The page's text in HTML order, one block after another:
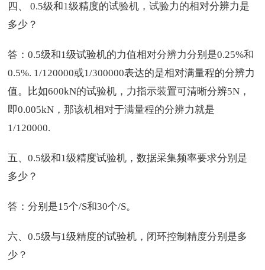
四、 0.5级和1级精度的试验机，试验力的相对分辨力是
多少？
答：0.5级和1级试验机的力值相对分辨力分别是0.25%和
0.5%. 1/120000或1/300000表达的是相对满量程的分辨力
值。比如600kN的试验机，力指示装置可清晰分辨5N，
即0.005kN，那该机相对于满量程的分辨力就是
1/120000.
五、0.5级和1级精度试验机，数据采集频率要求分别是
多少？
答：分别是15个/S和30个/S。
六、0.5级与1级精度的试验机，闭环控制精度分别是多
少？